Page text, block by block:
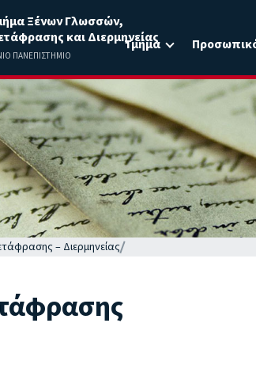
Ξένων Γλωσσών,
και Διερμηνείας
ΠΑΝΕΠΙΣΤΗΜΙΟ
Τμήμα
– Διερμηνείας